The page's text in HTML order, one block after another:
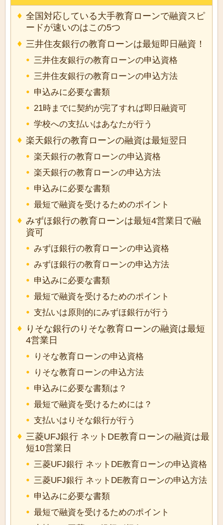
全国対応している大手教育ローンで融資スピ
ードが速いのはこの5つ
三井住友銀行の教育ローンは最短即日融資！
三井住友銀行の教育ローンの申込資格
三井住友銀行の教育ローンの申込方法
申込みに必要な書類
21時までに契約が完了すれば即日融資可
学校への支払いはあなたが行う
楽天銀行の教育ローンの融資は最短翌日
楽天銀行の教育ローンの申込資格
楽天銀行の教育ローンの申込方法
申込みに必要な書類
最短で融資を受けるためのポイント
みずほ銀行の教育ローンは最短4営業日で融
資可
みずほ銀行の教育ローンの申込資格
みずほ銀行の教育ローンの申込方法
申込みに必要な書類
最短で融資を受けるためのポイント
支払いは原則的にみずほ銀行が行う
りそな銀行のりそな教育ローンの融資は最短
4営業日
りそな教育ローンの申込資格
りそな教育ローンの申込方法
申込みに必要な書類は？
最短で融資を受けるためには？
支払いはりそな銀行が行う
三菱UFJ銀行 ネットDE教育ローンの融資は最
短10営業日
三菱UFJ銀行 ネットDE教育ローンの申込資格
三菱UFJ銀行 ネットDE教育ローンの申込方法
申込みに必要な書類
最短で融資を受けるためのポイント